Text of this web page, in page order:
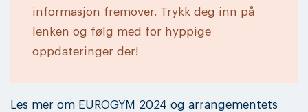
informasjon fremover. Trykk deg inn på
lenken og følg med for hyppige
oppdateringer der!
Les mer om EUROGYM 2024 og arrangementets